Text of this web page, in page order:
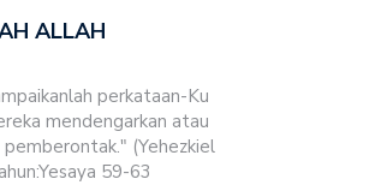
ALLAH
perkataan-Ku
mendengarkan atau
(Yehezkiel
59-63